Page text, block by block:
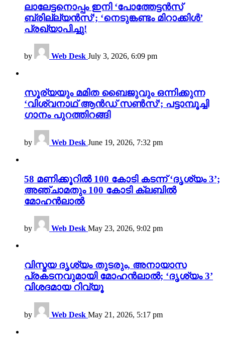
ലാലേട്ടനൊപ്പം ഇനി ‘പോത്തേട്ടൻസ്
ബ്രില്ല്യൻസ്’; ‘നെടുങ്കണ്ടം മിറാക്കിൾ’
പ്രഖ്യാപിച്ചു!
by Web Desk July 3, 2026, 6:09 pm
സൂര്യയും മമിത ബൈജുവും ഒന്നിക്കുന്ന
‘വിശ്വനാഥ് ആൻഡ് സൺസ്’; പട്ടാമ്പൂച്ചി
ഗാനം പുറത്തിറങ്ങി
by Web Desk June 19, 2026, 7:32 pm
58 മണിക്കൂറിൽ 100 കോടി കടന്ന് ‘ദൃശ്യം 3’;
അഞ്ചാമതും 100 കോടി ക്ലബിൽ
മോഹൻലാൽ
by Web Desk May 23, 2026, 9:02 pm
വിസ്മയ ദൃശ്യം തുടരും, അനായാസ
പ്രകടനവുമായി മോഹൻലാൽ; ‘ദൃശ്യം 3’
വിശദമായ റിവ്യൂ
by Web Desk May 21, 2026, 5:17 pm